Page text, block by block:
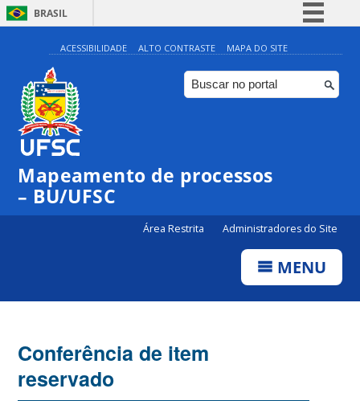
BRASIL
Simplifique!
Comunica BR
Participe
Canais
ACESSIBILIDADE ALTO CONTRASTE MAPA DO SITE
Mapeamento de processos
– BU/UFSC
Área Restrita Administradores do Site
MENU
Conferência de item
reservado